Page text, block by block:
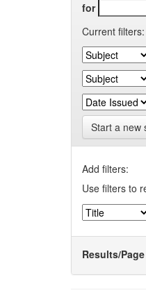
for
Current filters:
Start a new
Add filters:
Use filters to
Results/Page